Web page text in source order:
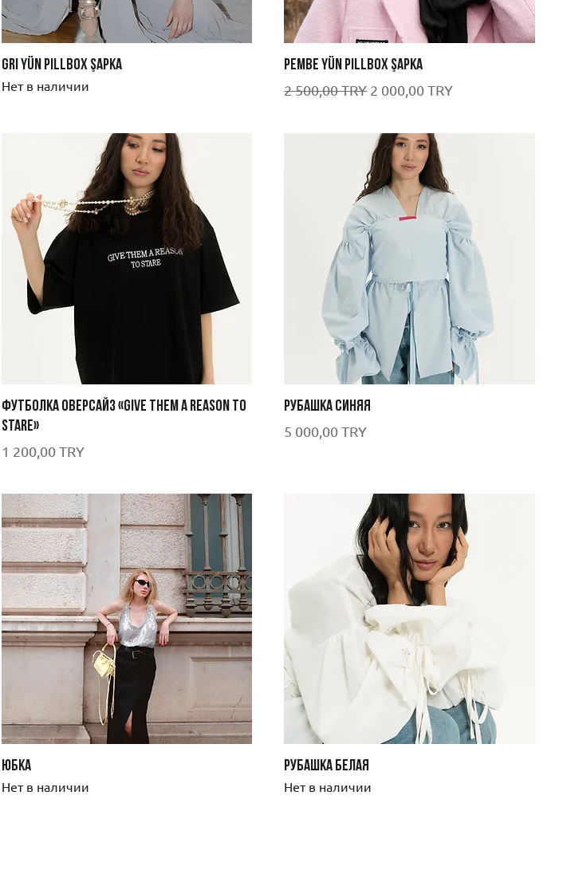
Gri Yün Pillbox Şapka
Нет в наличии
Pembe Yün Pillbox Şapka
Обычная цена
2 500,00 TRY Цена со скидкой
2 000,00 TRY
ФУТБОЛКА ОВЕРСАЙЗ «GIVE THEM A REASON TO
STARE»
Цена
1 200,00 TRY
РУБАШКА СИНЯЯ
Цена
5 000,00 TRY
ЮБКА
Нет в наличии
РУБАШКА БЕЛАЯ
Нет в наличии